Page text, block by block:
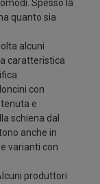
Spesso la
quanto sia
alcuni
caratteristica
con
e
schiena dal
anche in
varianti con
produttori